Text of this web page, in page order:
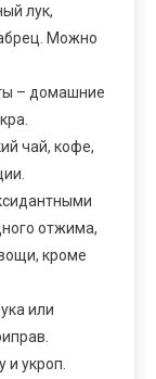
лук,
Можно
– домашние
чай, кофе,
отжима,
кроме
или
укроп.